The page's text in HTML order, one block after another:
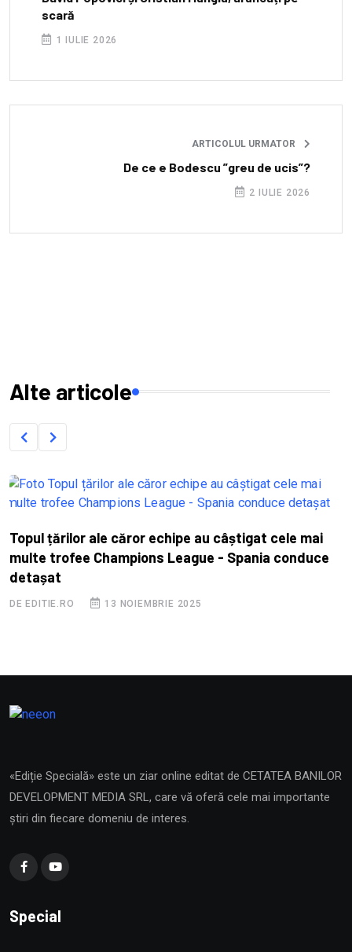
scară
1 IULIE 2026
ARTICOLUL URMATOR
De ce e Bodescu ”greu de ucis”?
2 IULIE 2026
Alte articole
Topul țărilor ale căror echipe au câștigat cele mai
multe trofee Champions League - Spania conduce
detașat
DE EDITIE.RO 13 NOIEMBRIE 2025
«Ediție Specială» este un ziar online editat de CETATEA BANILOR
DEVELOPMENT MEDIA SRL, care vă oferă cele mai importante
știri din fiecare domeniu de interes.
Special